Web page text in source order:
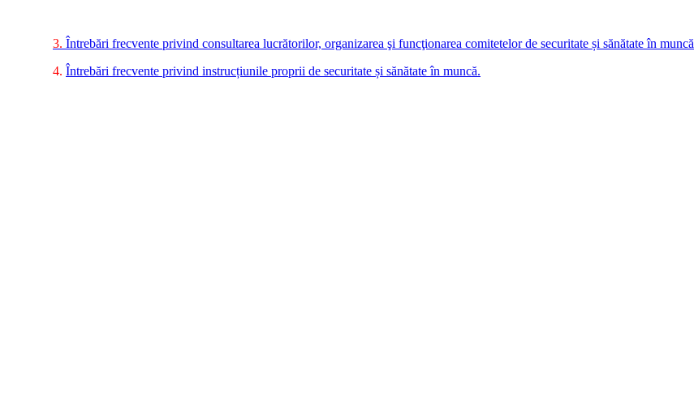
3. Întrebări frecvente privind consultarea lucrătorilor, organizarea şi funcţionarea comitetelor de securitate și sănătate în muncă
4. Întrebări frecvente privind instrucțiunile proprii de securitate și sănătate în muncă.